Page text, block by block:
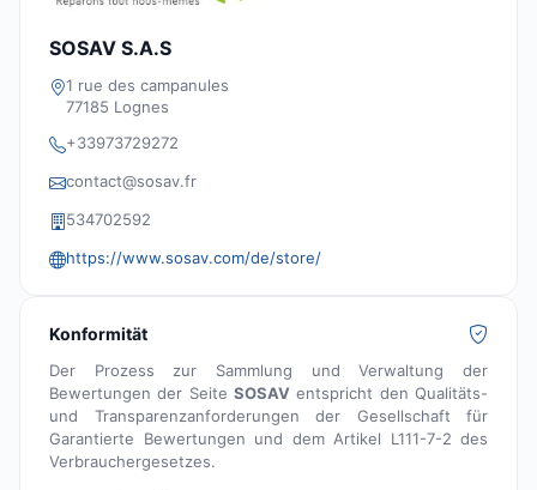
SOSAV S.A.S
1 rue des campanules
77185 Lognes
+33973729272
contact@sosav.fr
534702592
https://www.sosav.com/de/store/
Konformität
Der Prozess zur Sammlung und Verwaltung der
Bewertungen der Seite SOSAV entspricht den Qualitäts-
und Transparenzanforderungen der Gesellschaft für
Garantierte Bewertungen und dem Artikel L111-7-2 des
Verbrauchergesetzes.